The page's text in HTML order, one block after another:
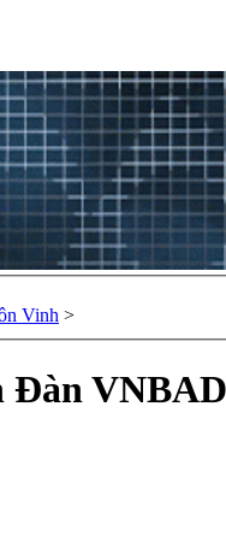
Mừng - Tôn Vinh >
Đàn